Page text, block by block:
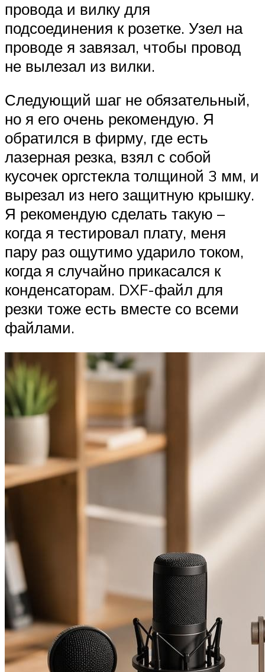
провода и вилку для
подсоединения к розетке. Узел на
проводе я завязал, чтобы провод
не вылезал из вилки.
Следующий шаг не обязательный,
но я его очень рекомендую. Я
обратился в фирму, где есть
лазерная резка, взял с собой
кусочек оргстекла толщиной 3 мм, и
вырезал из него защитную крышку.
Я рекомендую сделать такую –
когда я тестировал плату, меня
пару раз ощутимо ударило током,
когда я случайно прикасался к
конденсаторам. DXF-файл для
резки тоже есть вместе со всеми
файлами.